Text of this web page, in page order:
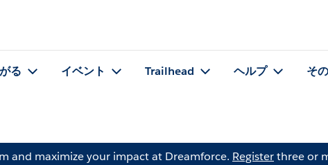
る イベント Trailhead ヘルプ そ
and maximize your impact at Dreamforce. Registerthree or